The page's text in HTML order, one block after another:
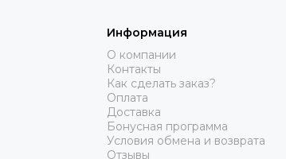
Информация
О компании
Контакты
Как сделать заказ?
Оплата
Доставка
Бонусная программа
Условия обмена и возврата
Отзывы